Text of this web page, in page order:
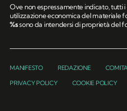
Ove non espressamente indicato, tutti
utilizzazione economica del materiale
%ssono da intendersi di proprietà del
MANIFESTO REDAZIONE
PRIVACY POLICY COOKIE POLICY